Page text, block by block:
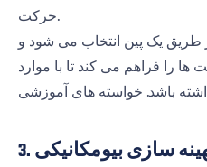
حرکت.
طریق یک پین انتخاب می شود و
را فراهم می کند تا با موارد
باشد. خواسته های آموزشی
بهینه سازی بیومکانیکی